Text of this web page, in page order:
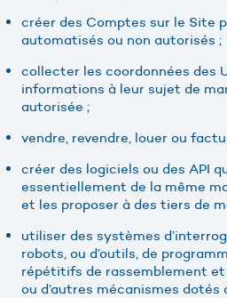
créer des Comptes sur le Site
automatisés ou non autorisés ;
collecter les coordonnées des
informations à leur sujet de
autorisée ;
vendre, revendre, louer ou
créer des logiciels ou des API
essentiellement de la même
et les proposer à des tiers de
utiliser des systèmes
robots, ou d’outils, de
répétitifs de rassemblement et
ou d’autres mécanismes